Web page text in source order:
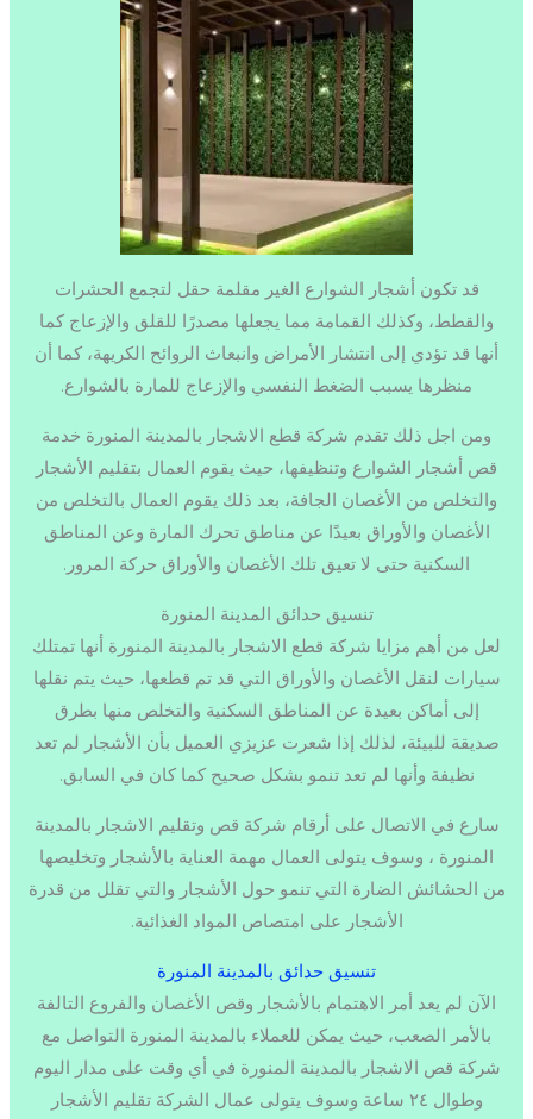
قد تكون أشجار الشوارع الغير مقلمة حقل لتجمع الحشرات
والقطط، وكذلك القمامة مما يجعلها مصدرًا للقلق والإزعاج كما
أنها قد تؤدي إلى انتشار الأمراض وانبعاث الروائح الكريهة، كما أن
منظرها يسبب الضغط النفسي والإزعاج للمارة بالشوارع.
ومن اجل ذلك تقدم شركة قطع الاشجار بالمدينة المنورة خدمة
قص أشجار الشوارع وتنظيفها، حيث يقوم العمال بتقليم الأشجار
والتخلص من الأغصان الجافة، بعد ذلك يقوم العمال بالتخلص من
الأغصان والأوراق بعيدًا عن مناطق تحرك المارة وعن المناطق
السكنية حتى لا تعيق تلك الأغصان والأوراق حركة المرور.
تنسيق حدائق المدينة المنورة
لعل من أهم مزايا شركة قطع الاشجار بالمدينة المنورة أنها تمتلك
سيارات لنقل الأغصان والأوراق التي قد تم قطعها، حيث يتم نقلها
إلى أماكن بعيدة عن المناطق السكنية والتخلص منها بطرق
صديقة للبيئة، لذلك إذا شعرت عزيزي العميل بأن الأشجار لم تعد
نظيفة وأنها لم تعد تنمو بشكل صحيح كما كان في السابق.
سارع في الاتصال على أرقام شركة قص وتقليم الاشجار بالمدينة
المنورة ، وسوف يتولى العمال مهمة العناية بالأشجار وتخليصها
من الحشائش الضارة التي تنمو حول الأشجار والتي تقلل من قدرة
الأشجار على امتصاص المواد الغذائية.
تنسيق حدائق بالمدينة المنورة
الآن لم يعد أمر الاهتمام بالأشجار وقص الأغصان والفروع التالفة
بالأمر الصعب، حيث يمكن للعملاء بالمدينة المنورة التواصل مع
شركة قص الاشجار بالمدينة المنورة في أي وقت على مدار اليوم
وطوال ٢٤ ساعة وسوف يتولى عمال الشركة تقليم الأشجار